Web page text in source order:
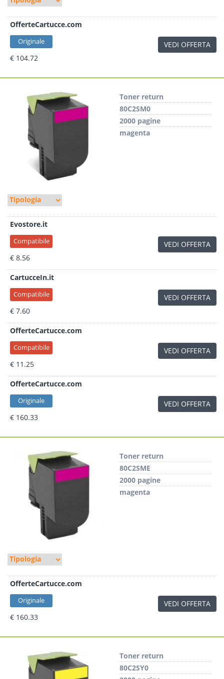
OfferteCartucce.com
Originale
€ 104.72
VEDI OFFERTA
Toner return
80C2SM0
2000 pagine
magenta
Evostore.it
Compatibile
€ 8.56
VEDI OFFERTA
CartucceIn.it
Compatibile
€ 7.60
VEDI OFFERTA
OfferteCartucce.com
Compatibile
€ 11.25
VEDI OFFERTA
OfferteCartucce.com
Originale
€ 160.33
VEDI OFFERTA
Toner return
80C2SME
2000 pagine
magenta
OfferteCartucce.com
Originale
€ 160.33
VEDI OFFERTA
Toner return
80C2SY0